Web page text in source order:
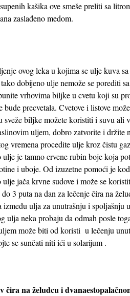
kašika ove smeše preliti sa
zaslađeno medom.
ovog leka u kojima se ulje kuva
dobijeno ulje nemože se porediti
vrhovima biljke u cvetu koji su
bude precvetala. Cvetove i listove
sveže biljke možete koristiti i suvu
uljem, dobro zatvorite i držite
vremena procedite ulje kroz čistu
je tamno crvene rubin boje koja
i uboje. Od izuzetne pomoći je
jača krvne sudove i može se
do 3 puta na dan za lečenje čira na
između ulja za unutrašnju i spoljašnju
ulja neka probaju da odmah posle
može biti od koristi u lečenju
se sunčati niti ići u solarijum .
čira na želudcu i